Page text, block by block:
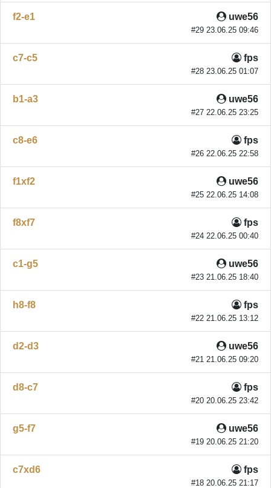
uwe56
#29 23.06.25 09:46
f2-e1
fps
#28 23.06.25 01:07
c7-c5
uwe56
#27 22.06.25 23:25
b1-a3
fps
#26 22.06.25 22:58
c8-e6
uwe56
#25 22.06.25 14:08
f1xf2
fps
#24 22.06.25 00:40
f8xf7
uwe56
#23 21.06.25 18:40
c1-g5
fps
#22 21.06.25 13:12
h8-f8
uwe56
#21 21.06.25 09:20
d2-d3
fps
#20 20.06.25 23:42
d8-c7
uwe56
#19 20.06.25 21:20
g5-f7
fps
#18 20.06.25 21:17
c7xd6